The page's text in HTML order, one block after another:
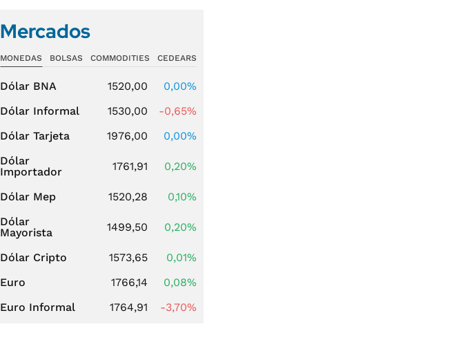
Mercados
MONEDAS BOLSAS COMMODITIES CEDEARS
Dólar BNA 1520,00
0,00%
Dólar Informal
1530,00
-0,65%
Dólar Tarjeta
1976,00
0,00%
Dólar
Importador
1761,91 0,20%
Dólar Mep 1520,28
0,10%
Dólar
Mayorista
1499,50 0,20%
Dólar Cripto 1573,65
0,01%
Euro
1766,14
0,08%
Euro Informal
1764,91 -3,70%